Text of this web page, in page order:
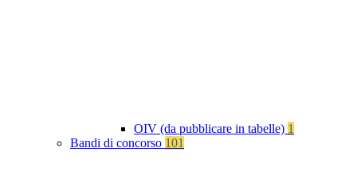
OIV (da pubblicare in tabelle) 1
Bandi di concorso 101